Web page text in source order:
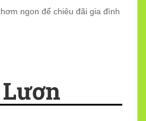
ngon để chiêu đãi gia đình